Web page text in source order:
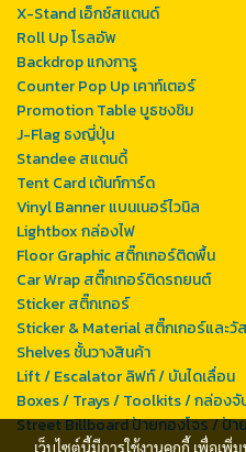
X-Stand เอ็กซ์สแตนด์
Roll Up โรลอัพ
Backdrop แกงการู
Counter Pop Up เคาท์เตอร์
Promotion Table บูธชงชิม
J-Flag ธงญี่ปุ่น
Standee สแตนดี้
Tent Card เต้นท์การ์ด
Vinyl Banner แบนเนอร์ไวนิล
Lightbox กล่องไฟ
Floor Graphic สติ๊กเกอร์ติดพื้น
Car Wrap สติ๊กเกอร์ติดรถยนต์
Sticker สติ๊กเกอร์
Sticker & Material สติ๊กเกอร์และ
Shelves ชั้นวางสินค้า
Lift / Escalator ลิฟท์ / บันไดเลื่อน
Boxes / Trays / Toolkits / กล่องจั
Street Billboard ป้ายกองโจร / ป้า
เว็บไซต์นี้มีการใช้งานคุกกี้ เพื่อเ